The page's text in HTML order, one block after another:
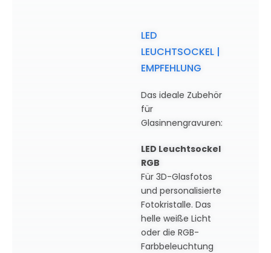
LED
LEUCHTSOCKEL |
EMPFEHLUNG
Das ideale Zubehör
für
Glasinnengravuren:
LED Leuchtsockel
RGB
Für 3D-Glasfotos
und personalisierte
Fotokristalle. Das
helle weiße Licht
oder die RGB-
Farbbeleuchtung